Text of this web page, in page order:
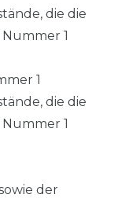
die die
1
1
die die
1
der